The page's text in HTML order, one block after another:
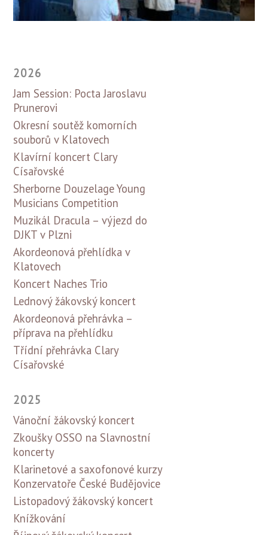
2026
Jam Session: Pocta Jaroslavu
Prunerovi
Okresní soutěž komorních
souborů v Klatovech
Klavírní koncert Clary
Císařovské
Sherborne Douzelage Young
Musicians Competition
Muzikál Dracula – výjezd do
DJKT v Plzni
Akordeonová přehlídka v
Klatovech
Koncert Naches Trio
Lednový žákovský koncert
Akordeonová přehrávka –
příprava na přehlídku
Třídní přehrávka Clary
Císařovské
2025
Vánoční žákovský koncert
Zkoušky OSSO na Slavnostní
koncerty
Klarinetové a saxofonové kurzy
Konzervatoře České Budějovice
Listopadový žákovský koncert
Knížkování